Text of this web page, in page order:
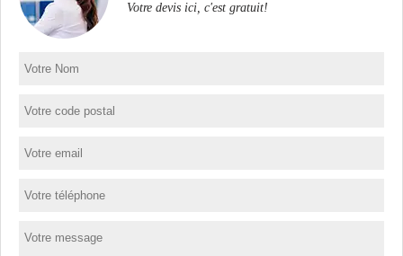
Votre devis ici, c'est gratuit!